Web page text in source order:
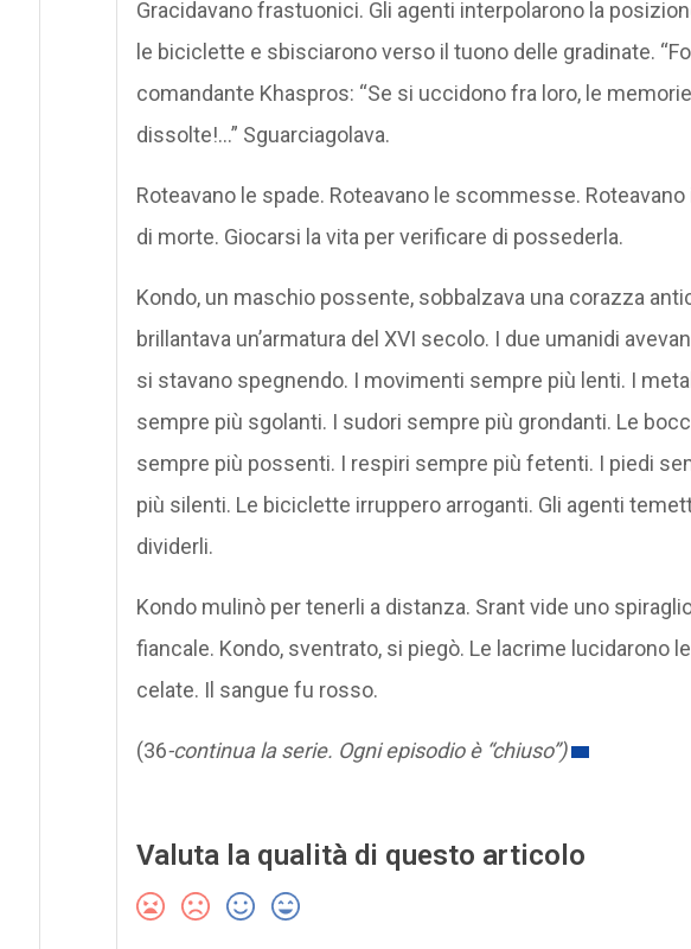
Gracidavano frastuonici. Gli agenti interpolarono la
le biciclette e sbisciarono verso il tuono delle gradinate.
comandante Khaspros: “Se si uccidono fra loro, le
dissolte!…” Sguarciagolava.
Roteavano le spade. Roteavano le scommesse.
di morte. Giocarsi la vita per verificare di possederla.
Kondo, un maschio possente, sobbalzava una corazza
brillantava un’armatura del XVI secolo. I due umanidi
si stavano spegnendo. I movimenti sempre più lenti. I
sempre più sgolanti. I sudori sempre più grondanti. Le
sempre più possenti. I respiri sempre più fetenti. I piedi
più silenti. Le biciclette irruppero arroganti. Gli agenti
dividerli.
Kondo mulinò per tenerli a distanza. Srant vide uno
fiancale. Kondo, sventrato, si piegò. Le lacrime lucidarono
celate. Il sangue fu rosso.
(36-continua la serie. Ogni episodio è “chiuso”)
Valuta la qualità di questo articolo